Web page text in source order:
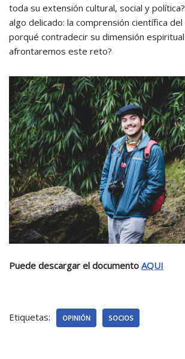
toda su extensión cultural, social y
algo delicado: la comprensión científica
porqué contradecir su dimensión
afrontaremos este reto?
Puede descargar el documento AQUI
Etiquetas: OPINIÓN SOCIOS